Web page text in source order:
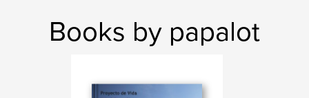
Books by papalot